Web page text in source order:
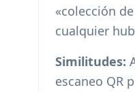
«colección
cualquier
Similitudes:
escaneo QR